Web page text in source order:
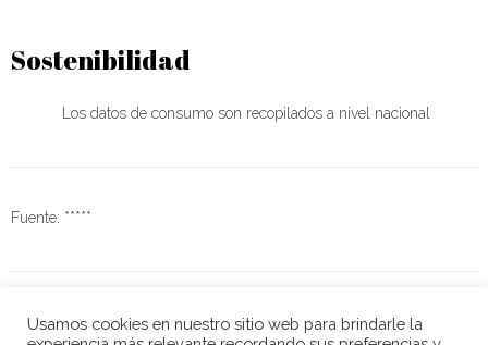
Sostenibilidad
Los datos de consumo son recopilados a nivel nacional
Fuente: *****
Usamos cookies en nuestro sitio web para brindarle la